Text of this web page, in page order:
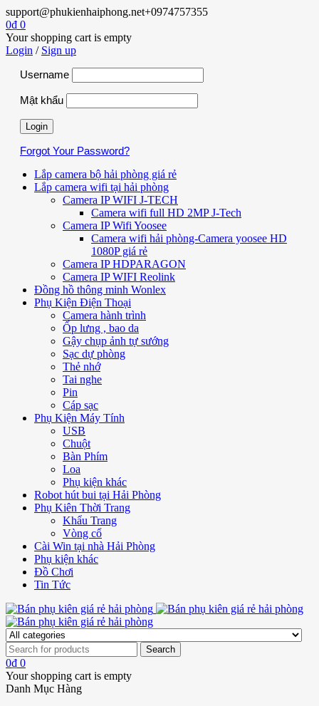
support@phukienhaiphong.net+0974757355
0₫ 0
Your shopping cart is empty
Login / Sign up
Username
Mật khẩu
Forgot Your Password?
Lắp camera bộ hải phòng giá rẻ
Lắp camera wifi tại hải phòng
Camera IP WIFI J-TECH
Camera wifi full HD 2MP J-Tech
Camera IP Wifi Yoosee
Camera wifi hải phòng-Camera yoosee HD
1080P giá rẻ
Camera IP HDPARAGON
Camera IP WIFI Reolink
Đồng hồ thông minh Wonlex
Phụ Kiện Điện Thoại
Camera hành trình
Ốp lưng , bao da
Gậy chụp ảnh tự sướng
Sạc dự phòng
Thẻ nhớ
Tai nghe
Pin
Cáp sạc
Phụ Kiện Máy Tính
USB
Chuột
Bàn Phím
Loa
Phụ kiện khác
Robot hút bui tại Hải Phòng
Phụ Kiên Thời Trang
Khẩu Trang
Vòng cổ
Cài Win tại nhà Hải Phòng
Phụ kiện khác
Đồ Chơi
Tin Tức
0₫ 0
Your shopping cart is empty
Danh Mục Hàng